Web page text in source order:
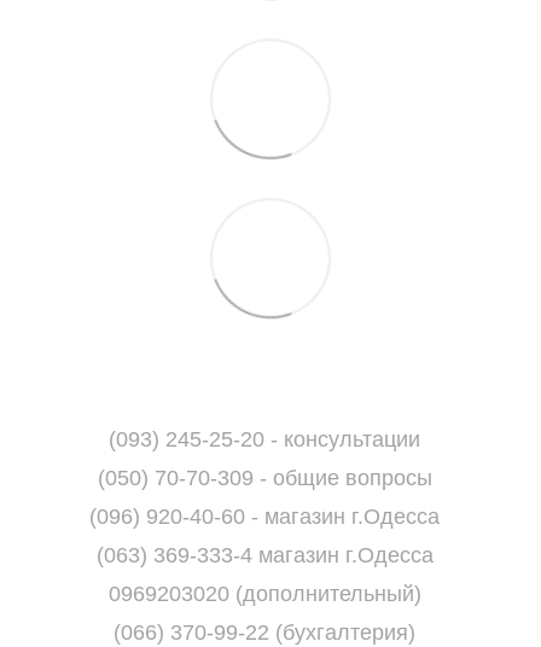
(093) 245-25-20 - консультации
(050) 70-70-309 - общие вопросы
(096) 920-40-60 - магазин г.Одесса
(063) 369-333-4 магазин г.Одесса
0969203020 (дополнительный)
(066) 370-99-22 (бухгалтерия)